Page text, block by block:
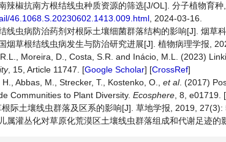
辣椒抗南方根结线虫种质资源的筛选[J/OL]. 分子植物育种,
46.1068.S.20230602.1413.009.html , 2024-03-16.
线虫病防治药剂对根际土壤细菌群落结构的影响[J]. 烟草
烟草根结线虫病发生与防治研究进展[J]. 植物病理学报,
Moreira, D., Costa, S.R. and Inácio, M.L. (2023)
, 15, Article 11747. [Google Scholar] [CrossRef]
Abbas, M., Strecker, T., Kostenko, O., et al. (2017)
Communities to Plant Diversity. Ecosphere , 8, e01719. [
际土壤线虫群落及区系的影响[J]. 草地学报, 2019, 27(3):
属灌丛化对草原化荒漠区土壤线虫群落组成和代谢足迹